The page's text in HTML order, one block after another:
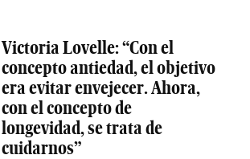
Victoria Lovelle: “Con el
concepto antiedad, el objetivo
era evitar envejecer. Ahora,
con el concepto de
longevidad, se trata de
cuidarnos”